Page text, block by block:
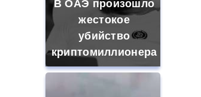
В ОАЭ произошло
жестокое
убийство
криптомиллионера